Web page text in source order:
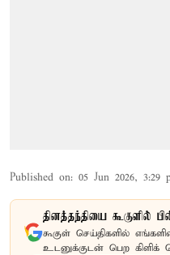
Published on: 05 Jun 2026, 3:29
தினத்தந்தியை கூகுளில்
கூகுள் செய்திகளில்
உடனுக்குடன் பெற கிளிக்